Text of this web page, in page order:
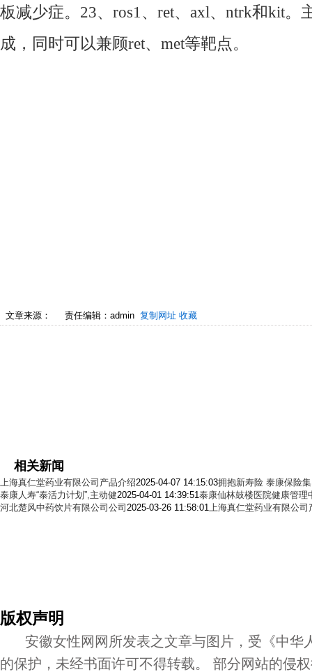
板减少症。23、ros1、ret、axl、ntrk和kit。
成，同时可以兼顾ret、met等靶点。
文章来源： 责任编辑：admin 复制网址 收藏
相关新闻
上海真仁堂药业有限公司产品介绍2025-04-07 14:15:03拥抱新寿险 泰康保险
泰康人寿“泰活力计划”,主动健2025-04-01 14:39:51泰康仙林鼓楼医院健康管理
河北楚风中药饮片有限公司公司 2025-03-26 11:58:01上海真仁堂药业有限公司
版权声明
安徽女性网网所发表之文章与图片，受《中华
的保护，未经书面许可不得转载。 部分网站的侵